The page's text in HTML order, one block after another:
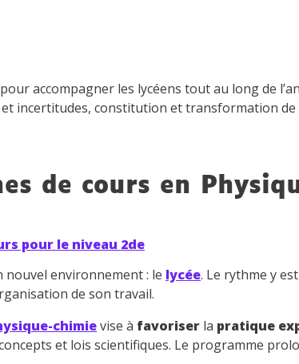
accompagner les lycéens tout au long de
et incertitudes, constitution et transformation
de cours en
pour le niveau 2de
nouvel environnement : le lycée. Le rythme y
de son travail.
chimievise à favoriser la pratique
et lois scientifiques. Le programme